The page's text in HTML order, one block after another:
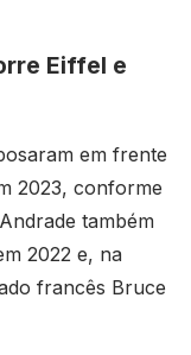
Eiffel e
em frente
2023, conforme
também
2022 e, na
francês Bruce